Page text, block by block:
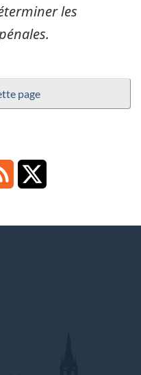
les
page
RSS